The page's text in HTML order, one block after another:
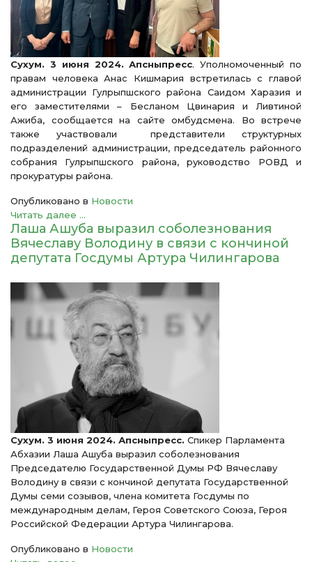
Сухум. 3 июня 2024. Апсныпресс. Уполномоченный по
правам человека Анас Кишмария встретилась с главой
администрации Гулрыпшского района Саидом Харазия и
его заместителями – Бесланом Цвинария и Ливтиной
Ажиба, сообщается на сайте омбудсмена. Во встрече
также участвовали представители структурных
подразделений администрации, председатель районного
собрания Гулрыпшского района, руководство РОВД и
прокуратуры района.
Опубликовано в Новости
Читать далее ...
Лаша Ашуба выразил соболезнования
Вячеславу Володину в связи с кончиной
депутата Госдумы Артура Чилингарова
Сухум. 3 июня 2024. Апсныпресс. Спикер Парламента
Абхазии Лаша Ашуба выразил соболезнования
Председателю Государственной Думы РФ Вячеславу
Володину в связи с кончиной депутата Государственной
Думы семи созывов, члена комитета Госдумы по
международным делам, Героя Советского Союза, Героя
Российской Федерации Артура Чилингарова.
Опубликовано в Новости